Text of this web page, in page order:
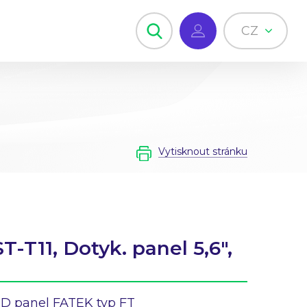
CZ
Vytisknout stránku
T11, Dotyk. panel 5,6",
panel FATEK typ FT